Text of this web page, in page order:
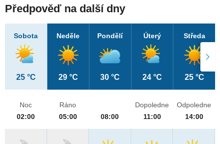
Předpověď na další dny
Sobota
25 °C
Neděle
29 °C
Pondělí
30 °C
Úterý
24 °C
Středa
25 °C
Noc
02:00
Ráno
05:00
08:00
Dopoledne
11:00
Odpoledne
14:00